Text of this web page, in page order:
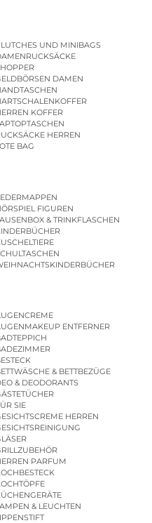
UND MINIBAGS
DAMEN
KOFFER
HERREN
BAG
FIGUREN
& TRINKFLASCHEN
ENTFERNER
& BETTBEZÜGE
& DEODORANTS
SIE
HERREN
PARFUM
& LEUCHTEN